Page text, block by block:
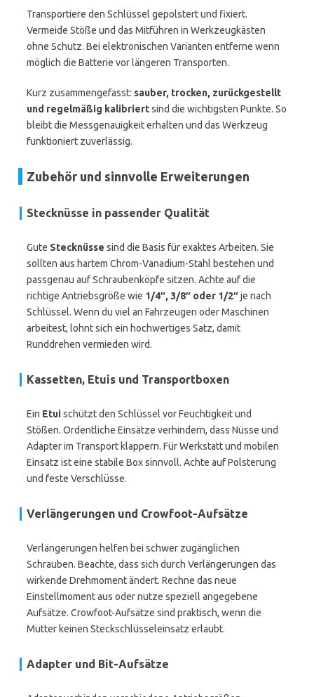
Transportiere den Schlüssel gepolstert und fixiert.
Vermeide Stöße und das Mitführen in Werkzeugkästen
ohne Schutz. Bei elektronischen Varianten entferne wenn
möglich die Batterie vor längeren Transporten.
Kurz zusammengefasst: sauber, trocken, zurückgestellt
und regelmäßig kalibriertsind die wichtigsten Punkte. So
bleibt die Messgenauigkeit erhalten und das Werkzeug
funktioniert zuverlässig.
Zubehör und sinnvolle Erweiterungen
Stecknüsse in passender Qualität
Gute Stecknüsse sind die Basis für exaktes Arbeiten. Sie
sollten aus hartem Chrom-Vanadium-Stahl bestehen und
passgenau auf Schraubenköpfe sitzen. Achte auf die
richtige Antriebsgröße wie 1/4″, 3/8″ oder 1/2″je nach
Schlüssel. Wenn du viel an Fahrzeugen oder Maschinen
arbeitest, lohnt sich ein hochwertiges Satz, damit
Runddrehen vermieden wird.
Kassetten, Etuis und Transportboxen
Ein Etuischützt den Schlüssel vor Feuchtigkeit und
Stößen. Ordentliche Einsätze verhindern, dass Nüsse und
Adapter im Transport klappern. Für Werkstatt und mobilen
Einsatz ist eine stabile Box sinnvoll. Achte auf Polsterung
und feste Verschlüsse.
Verlängerungen und Crowfoot-Aufsätze
Verlängerungen helfen bei schwer zugänglichen
Schrauben. Beachte, dass sich durch Verlängerungen das
wirkende Drehmoment ändert. Rechne das neue
Einstellmoment aus oder nutze speziell angegebene
Aufsätze. Crowfoot-Aufsätze sind praktisch, wenn die
Mutter keinen Steckschlüsseleinsatz erlaubt.
Adapter und Bit-Aufsätze